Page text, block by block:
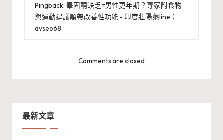
Pingback: 睪固酮缺乏=男性更年期？專家附食物
與運動建議順帶改善性功能 - 印度壯陽藥line：
avseo68
Comments are closed
最新文章